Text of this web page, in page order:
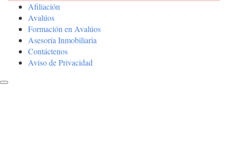
Afiliación
Avalúos
Formación en Avalúos
Asesoría Inmobiliaria
Contáctenos
Aviso de Privacidad